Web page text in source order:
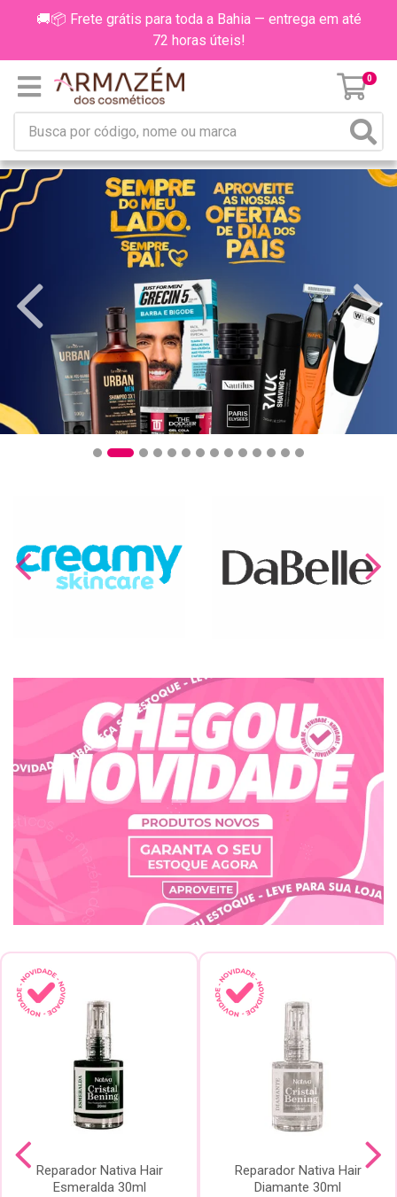
🚚📦 Frete grátis para toda a Bahia — entrega em até
72 horas úteis!
0
Reparador Nativa Hair
Esmeralda 30ml
Reparador Nativa Hair
Diamante 30ml